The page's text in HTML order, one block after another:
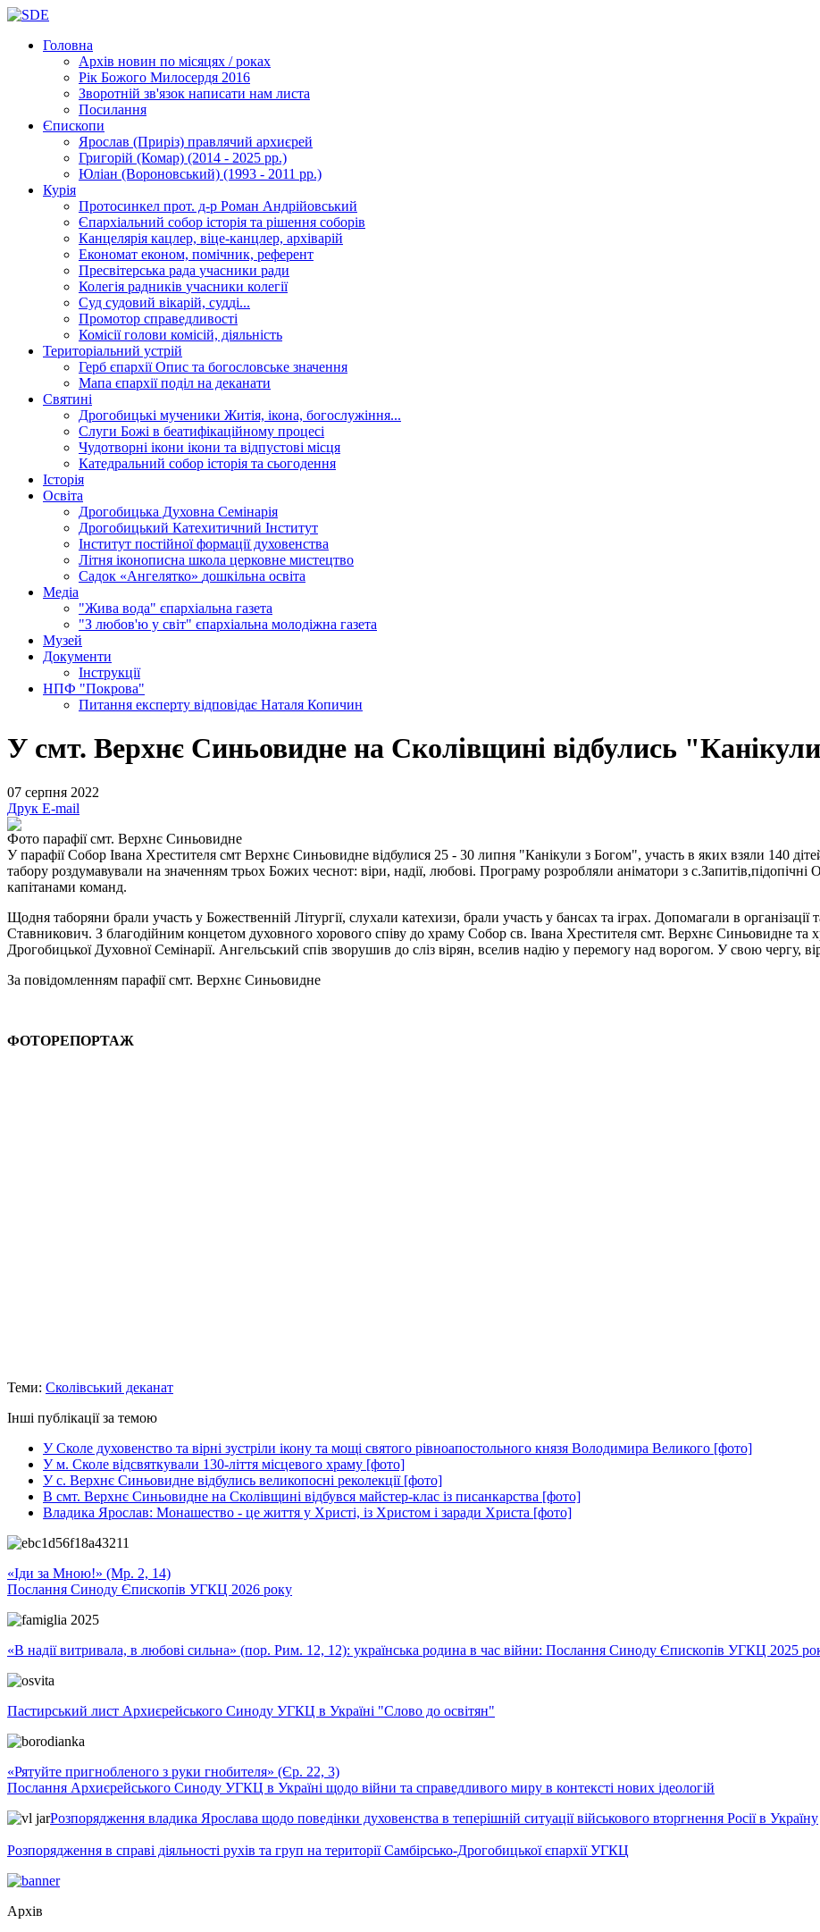
Головна
Архів новин по місяцях / роках
Рік Божого Милосердя 2016
Зворотній зв'язок написати нам листа
Посилання
Єпископи
Ярослав (Приріз) правлячий архиєрей
Григорій (Комар) (2014 - 2025 рр.)
Юліан (Вороновський) (1993 - 2011 рр.)
Курія
Протосинкел прот. д-р Роман Андрійовський
Єпархіальний собор історія та рішення соборів
Канцелярія кацлер, віце-канцлер, архіварій
Економат економ, помічник, референт
Пресвітерська рада учасники ради
Колегія радників учасники колегії
Суд судовий вікарій, судді...
Промотор справедливості
Комісіїголови комісій, діяльність
Територіальний устрій
Герб єпархіїОпис та богословське значення
Мапа єпархіїподіл на деканати
Святині
Дрогобицькі мученики Житія, ікона, богослужіння...
Слуги Божі в беатифікаційному процесі
Чудотворні ікони ікони та відпустові місця
Катедральний собор історія та сьогодення
Історія
Освіта
Дрогобицька Духовна Семінарія
Дрогобицький Катехитичний Інститут
Інститут постійної формації духовенства
Літня іконописна школа церковне мистецтво
Садок «Ангелятко» дошкільна освіта
Медіа
"Жива вода" єпархіальна газета
"З любов'ю у світ" єпархіальна молодіжна газета
Музей
Документи
Інструкції
НПФ "Покрова"
Питання експерту відповідає Наталя Копичин
У смт. Верхнє Синьовидне на Сколівщині відбулись
07 серпня 2022
Друк E-mail
Фото парафії смт. Верхнє Синьовидне
У парафії Собор Івана Хрестителя смт Верхнє Синьовидне відбулися 25 - 30 липня "Канікули з Богом", участь в яких взяли 140
табору роздумавували на значенням трьох Божих чеснот: віри, надії, любові. Програму розробляли аніматори з
капітанами команд.
Щодня таборяни брали участь у Божественній Літургії, слухали катехизи, брали участь у бансах та іграх. Допомагали в
Ставникович. З благодійним концетом духовного хорового співу до храму Собор св. Івана Хрестителя смт. Верхнє Синьовидне та
Дрогобицької Духовної Семінарії. Ангельський спів зворушив до сліз вірян, вселив надію у перемогу над ворогом. У свою чергу,
За повідомленням парафії смт. Верхнє Синьовидне
ФОТОРЕПОРТАЖ
Теми: Сколівський деканат
Інші публікації за темою
У Сколе духовенство та вірні зустріли ікону та мощі святого рівноапостольного князя Володимира Великого [фото]
У м. Сколе відсвяткували 130-ліття місцевого храму [фото]
У с. Верхнє Синьовидне відбулись великопосні реколекції [фото]
В смт. Верхнє Синьовидне на Сколівщині відбувся майстер-клас із писанкарства [фото]
Владика Ярослав: Монашество - це життя у Христі, із Христом і заради Христа [фото]
«Іди за Мною!» (Мр. 2, 14)
Послання Синоду Єпископів УГКЦ 2026 року
«В надії витривала, в любові сильна» (пор. Рим. 12, 12): українська родина в час війни: Послання Синоду Єпископів УГКЦ 2025
Пастирський лист Архиєрейського Синоду УГКЦ в Україні "Слово до освітян"
«Рятуйте пригнобленого з руки гнобителя» (Єр. 22, 3)
Послання Архиєрейського Синоду УГКЦ в Україні щодо війни та справедливого миру в контексті нових ідеологій
Розпорядження владика Ярослава щодо поведінки духовенства в теперішній ситуації військового вторгнення Росії в Україну
Розпорядження в справі діяльності рухів та груп на території Самбірсько-Дрогобицької єпархії УГКЦ
Архів